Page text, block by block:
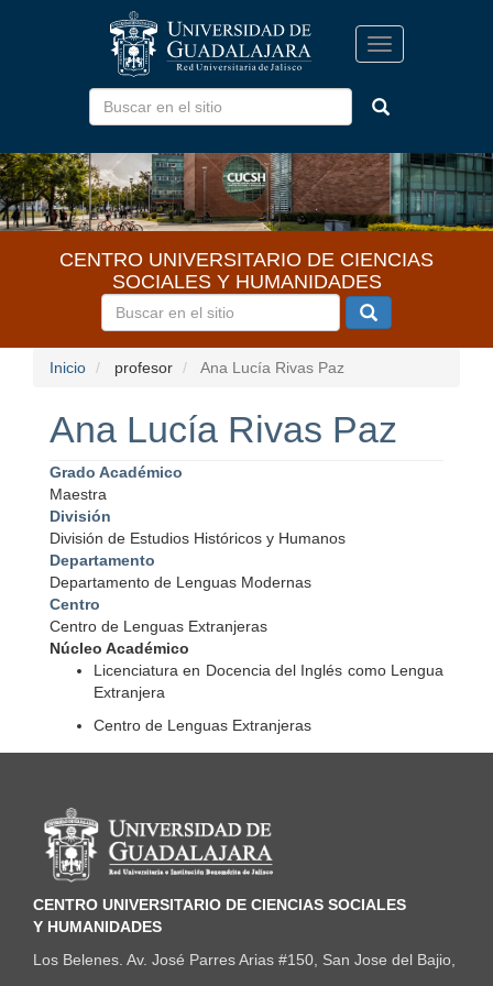
Toggle
navigation
CENTRO UNIVERSITARIO DE CIENCIAS
SOCIALES Y HUMANIDADES
Inicio profesor Ana Lucía Rivas Paz
Ana Lucía Rivas Paz
Grado Académico
Maestra
División
División de Estudios Históricos y Humanos
Departamento
Departamento de Lenguas Modernas
Centro
Centro de Lenguas Extranjeras
Núcleo Académico
Licenciatura en Docencia del Inglés como Lengua
Extranjera
Centro de Lenguas Extranjeras
Información del portal
CENTRO UNIVERSITARIO DE CIENCIAS SOCIALES
Y HUMANIDADES
Los Belenes. Av. José Parres Arias #150, San Jose del Bajio,